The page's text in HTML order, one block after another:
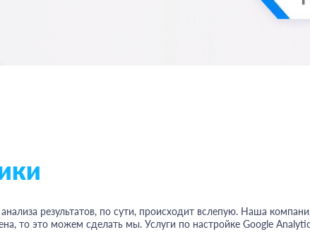
результатов, по сути, происходит вслепую. Наша
то это можем сделать мы. Услуги по настройке Google